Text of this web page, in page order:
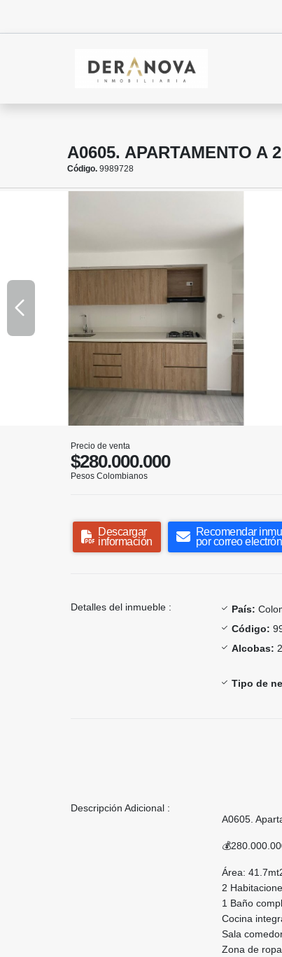
A0605. APARTAMENTO A
Código. 9989728
Precio de venta
$280.000.000
Pesos Colombianos
Descargar
información
Recomendar
por correo
Detalles del inmueble : País:
Código:
Alcobas: 2
Tipo de
Descripción Adicional :
A0605.
Área:
2
1 Baño
Cocina
Sala
Zona de